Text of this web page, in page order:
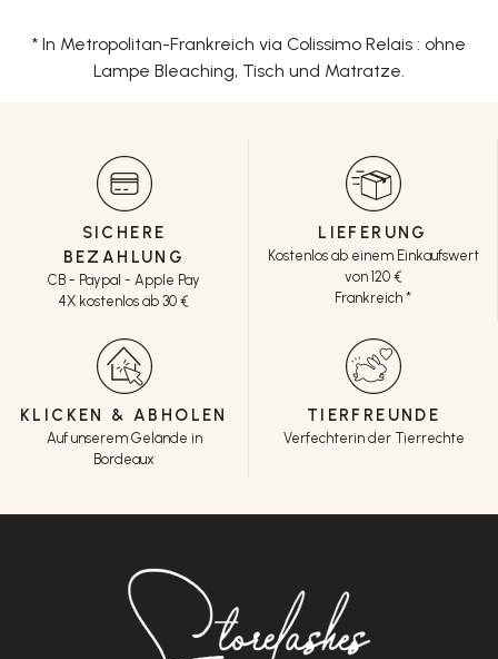
* In Metropolitan-Frankreich via Colissimo Relais : ohne
Lampe Bleaching, Tisch und Matratze.
SICHERE
BEZAHLUNG
CB - Paypal - Apple Pay
4X kostenlos ab 30 €
LIEFERUNG
Kostenlos ab einem Einkaufswert
von 120 €
Frankreich *
KLICKEN & ABHOLEN
Auf unserem Gelände in
Bordeaux
TIERFREUNDE
Verfechterin der Tierrechte